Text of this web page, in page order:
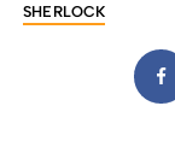
SHERLOCK